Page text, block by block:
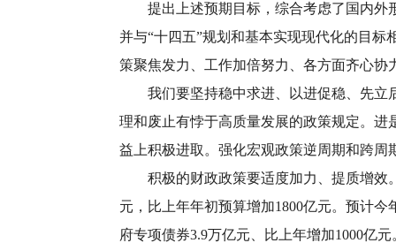
提出上述预期目标，综合考虑了国内外形
并与“十四五”规划和基本实现现代化的目
策聚焦发力、工作加倍努力、各方面齐心协
我们要坚持稳中求进、以进促稳、先立后
理和废止有悖于高质量发展的政策规定。
益上积极进取。强化宏观政策逆周期和跨
积极的财政政策要适度加力、提质增效。
元，比上年年初预算增加1800亿元。预计
府专项债券3.9万亿元、比上年增加1000亿